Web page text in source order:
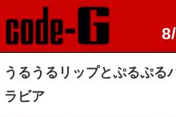
うるうるリップとぷるぷる
ラビア